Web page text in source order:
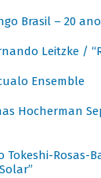
Brasil – 20
Leitzke /
Ensemble
Hocherman
Tokeshi-Rosas-